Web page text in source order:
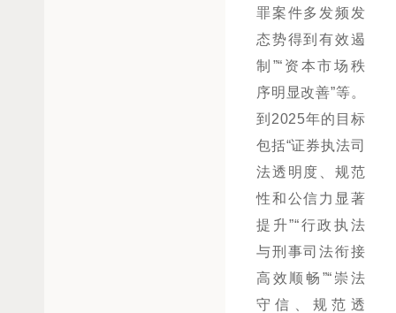
罪案件多发频发
态势得到有效遏
制”“资本市场秩
序明显改善”等。
到2025年的目标
包括“证券执法司
法透明度、规范
性和公信力显著
提升”“行政执法
与刑事司法衔接
高效顺畅”“崇法
守信、规范透